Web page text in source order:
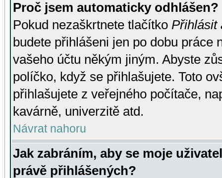
Proč jsem automaticky odhlášen?
Pokud nezaškrtnete tlačítko Přihlásit
budete přihlášeni jen po dobu práce
vašeho účtu někým jiným. Abyste
políčko, když se přihlašujete. Toto
přihlašujete z veřejného počítače,
kavárně, univerzitě atd.
Návrat nahoru
Jak zabráním, aby se moje
právě přihlášených?